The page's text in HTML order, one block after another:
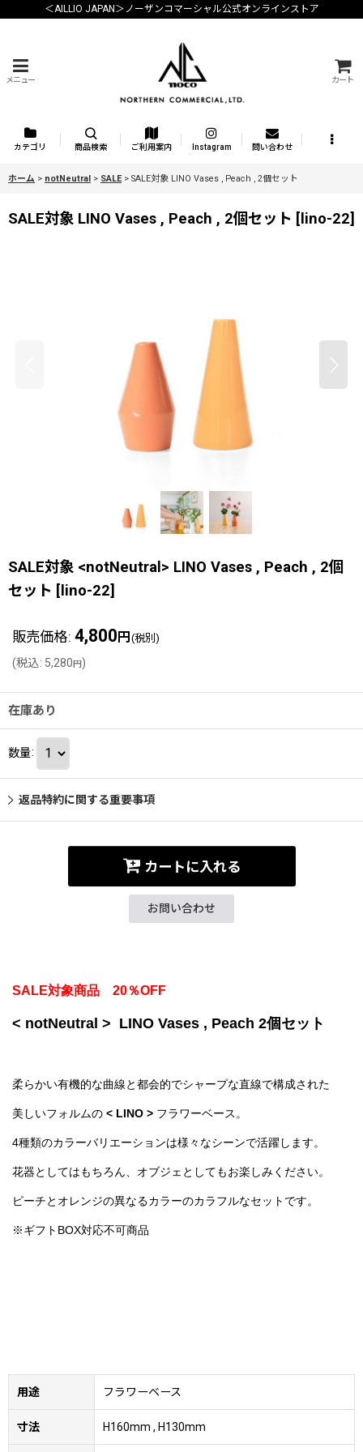
＜AILLIO JAPAN＞ノーザンコマーシャル公式オンラインストア
メニュー カート
カテゴリ 商品検索 ご利用案内 Instagram 問い合わせ
ホーム > notNeutral > SALE > SALE対象 LINO Vases , Peach , 2個セット
SALE対象 LINO Vases , Peach , 2個セット [lino-22]
SALE対象 <notNeutral> LINO Vases , Peach , 2個
セット [lino-22]
販売価格: 4,800 円 (税別)
(税込: 5,280円)
在庫あり
数量:
返品特約に関する重要事項
カートに入れる
お問い合わせ
SALE対象商品 20％OFF
< notNeutral > LINO Vases , Peach 2個セット
柔らかい有機的な曲線と都会的でシャープな直線で構成された
美しいフォルムの < LINO > フラワーベース 。
4種類のカラーバリエーションは様々なシーンで活躍します。
花器としてはもちろん、 オブジェとしてもお楽しみください。
ピーチとオレンジの異なるカラーのカラフルなセットです。
※ギフトBOX対応不可商品
用途 フラワーベース
寸法 H160mm , H130mm